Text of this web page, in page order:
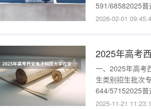
591/68582025普
{$cate_url}
2026-02-01
一、2025年高考
生类别招生批次
644/57152025
专项计划批（
2025-11-21